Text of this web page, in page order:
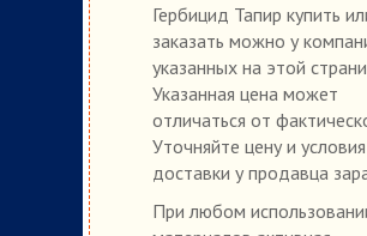
Гербицид Тапир купить
заказать можно у
указанных на этой
Указанная цена может
отличаться от
Уточняйте цену и условия
доставки у продавца
При любом